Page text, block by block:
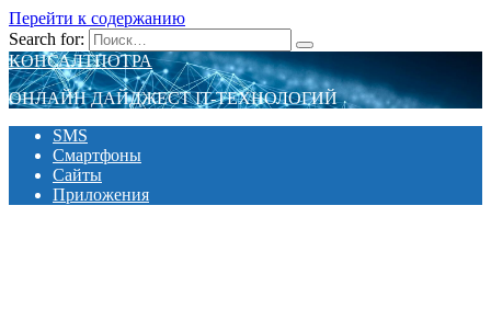
Перейти к содержанию
Search for:
КОНСАЛТПОТРА
ОНЛАЙН ДАЙДЖЕСТ IT-ТЕХНОЛОГИЙ
SMS
Смартфоны
Сайты
Приложения